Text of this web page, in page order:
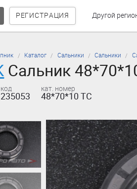
РЕГИСТРАЦИЯ Другой
Каталог Сальники Сальники
Сальник
код
235053
кат. номер
48*70*10 TC